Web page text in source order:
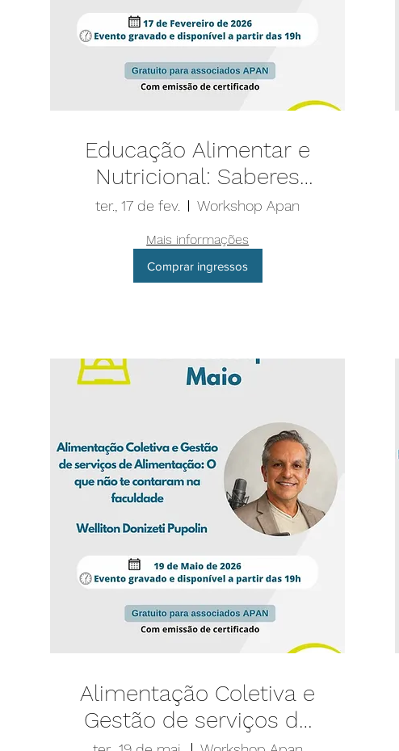
Educação Alimentar e
Nutricional: Saberes
Teóricos e Aplicações
na Promoção da Saúde
ter., 17 de fev. Workshop Apan
Mais informações
Comprar ingressos
Alimentação Coletiva e
Gestão de serviços de